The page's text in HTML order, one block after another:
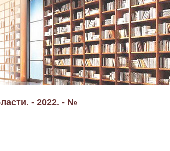
- 2022. - №